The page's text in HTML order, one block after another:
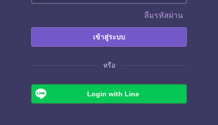
ลืมรหัสผ่าน
เข้าสู่ระบบ
หรือ
Login with Line